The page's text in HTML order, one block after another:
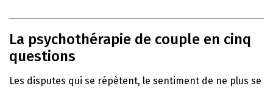
La psychothérapie de couple en cinq
questions
Les disputes qui se répètent, le sentiment de ne plus se